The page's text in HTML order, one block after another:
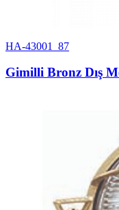
HA-43001_87
Gimilli Bronz Dış